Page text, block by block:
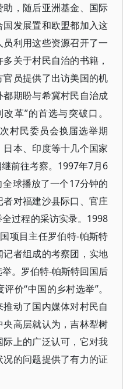
，随后亚洲基金、国际
发展置和欧盟都加入这
利用这些资源召开了一
关于村民自治的书籍，
员提供了出访美国的机
期盼与希冀村民自治成
革”的首选与突破口。
村民委员会换届选举期
本、印度等十几个国家
前往考察。1997年7月6
球播放了一个17分钟的
对福建沙县际口、官庄
过程的采访实录。1998
项目主任罗伯特-帕斯特
者组成的考察团，实地
。罗伯特-帕斯特回国后
价“中国的乡村选举”。
动了国内媒体对村民自
高层就认为，吉林犁树
上的广泛认可，它对我
的问题提供了有力的证